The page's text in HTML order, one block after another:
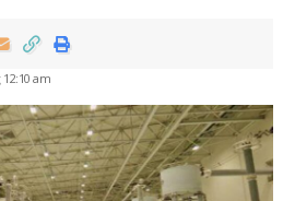
12:10 am